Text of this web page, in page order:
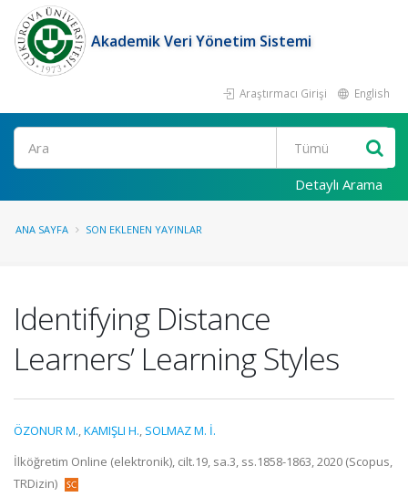
Akademik Veri Yönetim Sistemi
Araştırmacı Girişi English
Ara
Detaylı Arama
ANA SAYFA SON EKLENEN YAYINLAR
Identifying Distance
Learners’ Learning Styles
ÖZONUR M.,KAMIŞLI H., SOLMAZ M. İ.
İlköğretim Online (elektronik), cilt.19, sa.3, ss.1858-1863, 2020 (Scopus,
TRDizin)